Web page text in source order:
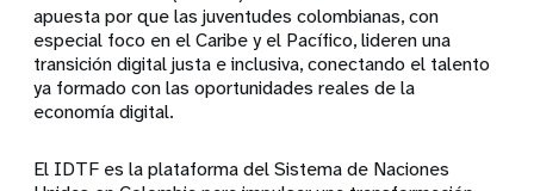
apuesta por que las juventudes colombianas, con
especial foco en el Caribe y el Pacífico, lideren una
transición digital justa e inclusiva, conectando el talento
ya formado con las oportunidades reales de la
economía digital.
El IDTF es la plataforma del Sistema de Naciones